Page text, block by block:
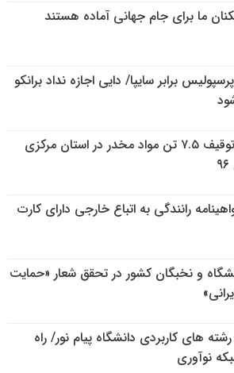
ما برای جام جهانی آماده هستند
برابر سایپا/ دایی اجازه نداد برانکو
کشف و توقیف ۷.۵ تن مواد مخدر در استان مرکزی
رانندگی به اتباع خارجی دارای کارت
و نخبگان کشور در تحقق شعار «حمایت
های کاربردی دانشگاه پیام نور/ راه
نوآوری